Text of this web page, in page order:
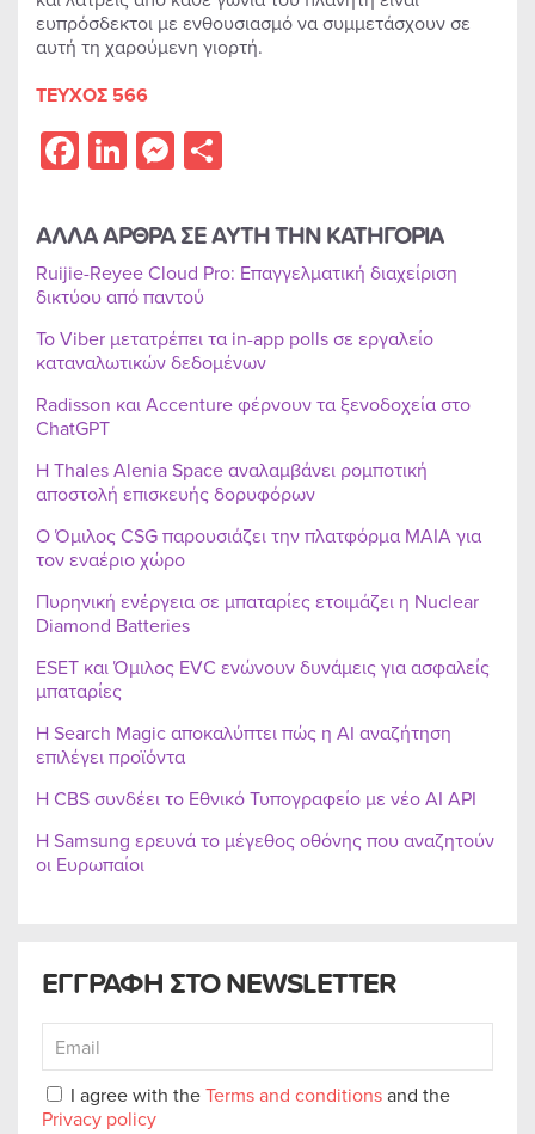
ΕΓΓΡΑΦΗ ΣΤΟ NEWSLETTER
I agree with theTerms and conditionsand the
Privacy policy
ευπρόσδεκτοι με ενθουσιασμό να συμμετάσχουν σε
αυτή τη χαρούμενη γιορτή.
ΤΕΥΧΟΣ 566
Facebook
LinkedIn
Messenger
ΑΛΛΑ ΑΡΘΡΑ ΣΕ ΑΥΤΗ ΤΗΝ ΚΑΤΗΓΟΡΙΑ
Ruijie-Reyee Cloud Pro: Επαγγελματική διαχείριση
δικτύου από παντού
Το Viber μετατρέπει τα in-app polls σε εργαλείο
καταναλωτικών δεδομένων
Radisson και Accenture φέρνουν τα ξενοδοχεία στο
ChatGPT
Η Thales Alenia Space αναλαμβάνει ρομποτική
αποστολή επισκευής δορυφόρων
Ο Όμιλος CSG παρουσιάζει την πλατφόρμα MAIA για
τον εναέριο χώρο
Πυρηνική ενέργεια σε μπαταρίες ετοιμάζει η Nuclear
Diamond Batteries
ESET και Όμιλος EVC ενώνουν δυνάμεις για ασφαλείς
μπαταρίες
Η Search Magic αποκαλύπτει πώς η AI αναζήτηση
επιλέγει προϊόντα
Η CBS συνδέει το Εθνικό Τυπογραφείο με νέο AI API
Η Samsung ερευνά το μέγεθος οθόνης που αναζητούν
οι Ευρωπαίοι